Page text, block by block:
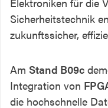
Sicherheitstechnik
zukunftssicher,
Am Stand B09c
Integration von
die hochschnelle